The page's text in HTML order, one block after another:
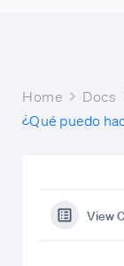
Home Docs
¿Qué puedo
View